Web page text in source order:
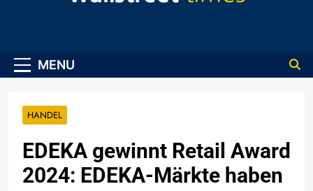
MENU
HANDEL
EDEKA gewinnt Retail Award
2024: EDEKA-Märkte haben